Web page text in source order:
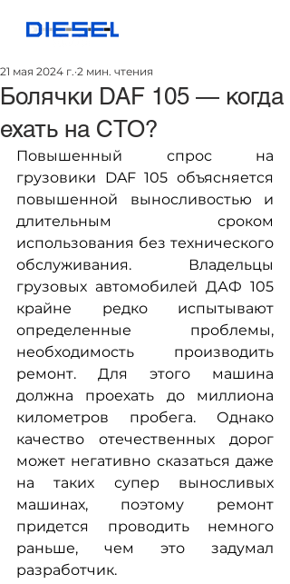
Болячки DAF 105 — когда
ехать на СТО?
21 мая 2024 г. 2 мин. чтения
Повышенный спрос на
грузовики DAF 105 объясняется
повышенной выносливостью и
длительным сроком
использования без технического
обслуживания. Владельцы
грузовых автомобилей ДАФ 105
крайне редко испытывают
определенные проблемы,
необходимость производить
ремонт. Для этого машина
должна проехать до миллиона
километров пробега. Однако
качество отечественных дорог
может негативно сказаться даже
на таких супер выносливых
машинах, поэтому ремонт
придется проводить немного
раньше, чем это задумал
разработчик.